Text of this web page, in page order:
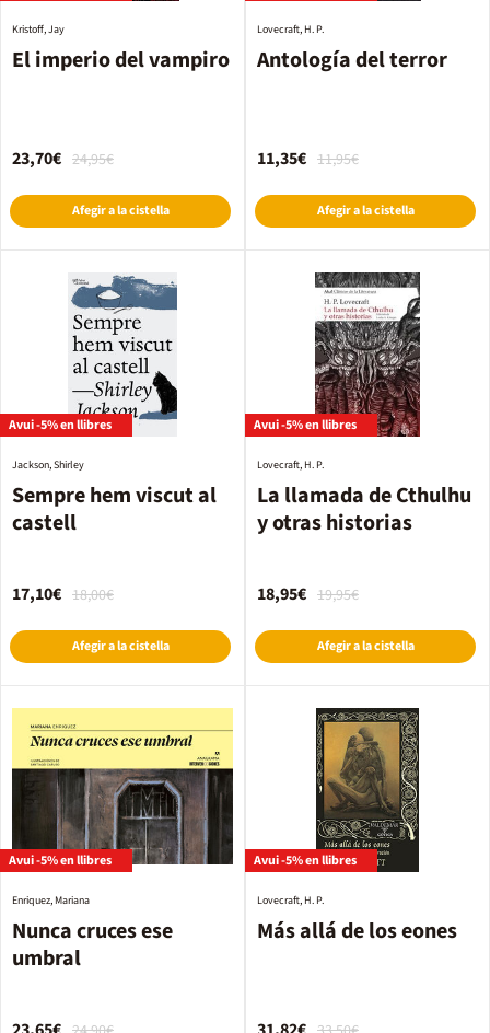
El imperio del vampiro
Kristoff, Jay
24,95€
23,70€
Afegir a la cistella
Antología del terror
Lovecraft, H. P.
11,95€
11,35€
Afegir a la cistella
Avui -5% en llibres
Sempre hem viscut al
castell
Jackson, Shirley
18,00€
17,10€
Afegir a la cistella
Avui -5% en llibres
La llamada de Cthulhu
y otras historias
Lovecraft, H. P.
19,95€
18,95€
Afegir a la cistella
Avui -5% en llibres
Nunca cruces ese
umbral
Enriquez, Mariana
Avui -5% en llibres
Más allá de los eones
Lovecraft, H. P.